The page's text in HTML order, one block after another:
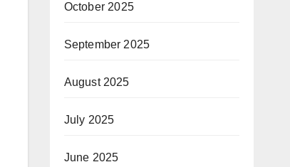
October 2025
September 2025
August 2025
July 2025
June 2025